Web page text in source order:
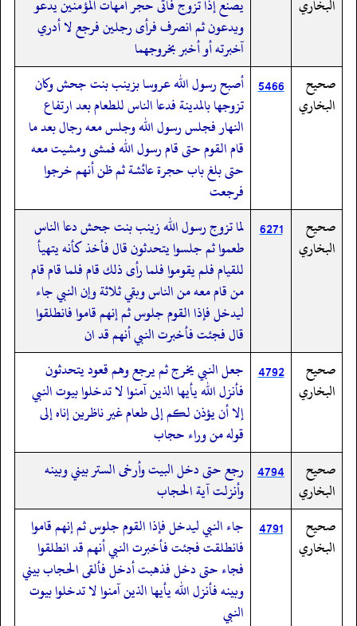
البخاري
يصنع إذا تزوج فأتى حجر أمهات المؤمنين يدعو
ويدعون ثم انصرف فرأى رجلين فرجع لا أدري
آخبرته أو أخبر بخروجهما
صحيح
البخاري
5466 أصبح رسول الله عروسا بزينب بنت جحش وكان
تزوجها بالمدينة فدعا الناس للطعام بعد ارتفاع
النهار فجلس رسول الله وجلس معه رجال بعد ما
قام القوم حتى قام رسول الله فمشى ومشيت معه
حتى بلغ باب حجرة عائشة ثم ظن أنهم خرجوا
فرجعت
صحيح
البخاري
6271
لما تزوج رسول الله زينب بنت جحش دعا الناس
طعموا ثم جلسوا يتحدثون قال فأخذ كأنه يتهيأ
للقيام فلم يقوموا فلما رأى ذلك قام فلما قام قام
من قام معه من الناس وبقي ثلاثة وإن النبي جاء
ليدخل فإذا القوم جلوس ثم إنهم قاموا فانطلقوا
قال فجئت فأخبرت النبي أنهم قد ان
صحيح
البخاري
4792 جعل النبي يخرج ثم يرجع وهم قعود يتحدثون
فأنزل الله يأيها الذين آمنوا لا تدخلوا بيوت النبي
إلا أن يؤذن لكم إلى طعام غير ناظرين إناه إلى
قوله من وراء حجاب
صحيح
البخاري
4794 رجع حتى دخل البيت وأرخى الستر بيني وبينه
وأنزلت آية الحجاب
صحيح
البخاري
4791
جاء النبي ليدخل فإذا القوم جلوس ثم إنهم قاموا
فانطلقت فجئت فأخبرت النبي أنهم قد انطلقوا
فجاء حتى دخل فذهبت أدخل فألقى الحجاب بيني
وبينه فأنزل الله يأيها الذين آمنوا لا تدخلوا بيوت
النبي